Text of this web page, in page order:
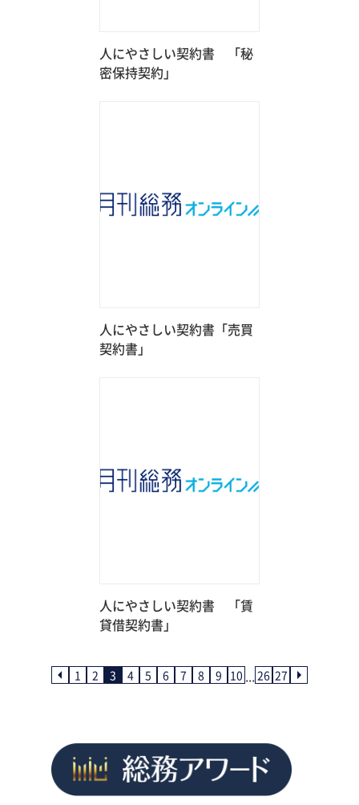
人にやさしい契約書 「秘
密保持契約」
人にやさしい契約書「売買
契約書」
人にやさしい契約書 「賃
貸借契約書」
1 2 3 4 5 6 7 8 9 10 ...26 27